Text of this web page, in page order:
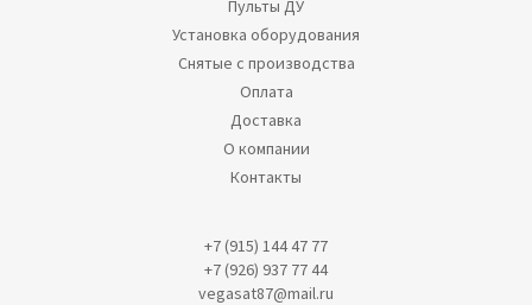
Пульты ДУ
Установка оборудования
Снятые с производства
Оплата
Доставка
О компании
Контакты
+7 (915) 144 47 77
+7 (926) 937 77 44
vegasat87@mail.ru